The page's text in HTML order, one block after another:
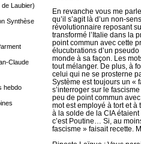
Laubier)
Synthèse
Claude
hebdo
En revanche vous me
qu’il s’agit là d’un non-
révolutionnaire reposant
transformé l’Italie dans la
point commun avec cette
élucubrations d’un
monde à sa façon. Les
tout mélanger. De plus, à
celui qui ne se prosterne
Système est toujours un «
s’interroger sur le
peu de point commun
mot est employé à tort et à
à la solde de la CIA
c’est Poutine… Si, au
fascisme » faisait recette.